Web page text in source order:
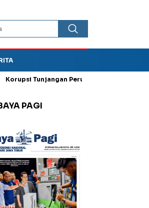
Tunjangan Perumahan DPRD Ponorogo,
PAGI